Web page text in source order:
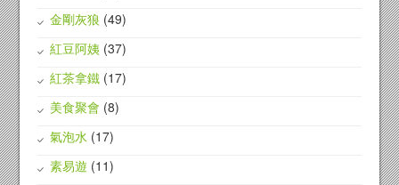
金剛灰狼 (49)
紅豆阿姨 (37)
紅茶拿鐵 (17)
美食聚會 (8)
氣泡水 (17)
素易遊 (11)